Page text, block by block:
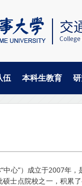
伍 本科生教育
中心”）成立于2007年
士点院校之一，积累